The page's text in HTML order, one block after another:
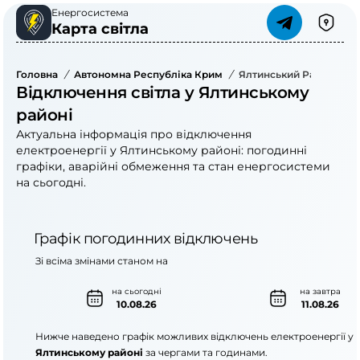
Енергосистема
Карта світла
Головна / Автономна Республіка Крим / Ялтинський Район
Відключення світла у Ялтинському
районі
Актуальна інформація про відключення
електроенергії у Ялтинському районі: погодинні
графіки, аварійні обмеження та стан енергосистеми
на сьогодні.
Графік погодинних відключень
на сьогодні
10.08.26
на завтра
11.08.26
Зі всіма змінами станом на
Нижче наведено графік можливих відключень електроенергії у
Ялтинському районі за чергами та годинами.